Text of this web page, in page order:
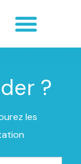
?
les